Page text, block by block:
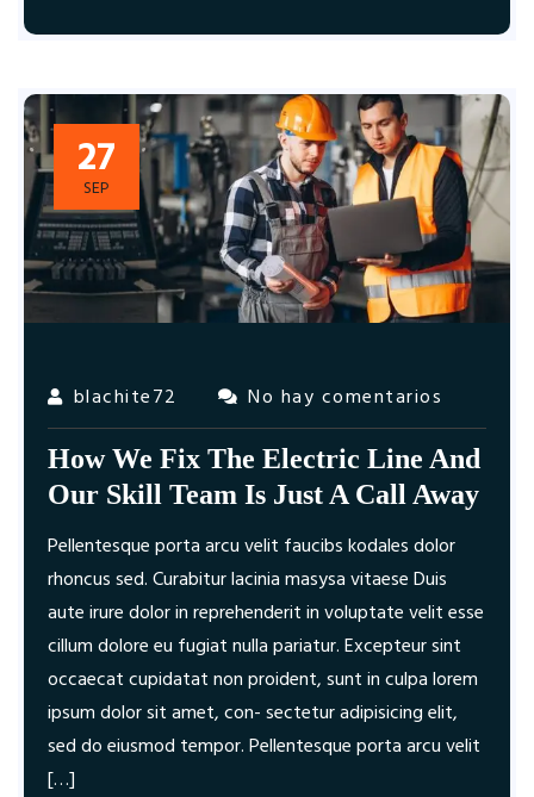
27
SEP
blachite72
No hay comentarios
How We Fix The Electric Line And
Our Skill Team Is Just A Call Away
Pellentesque porta arcu velit faucibs kodales dolor
rhoncus sed. Curabitur lacinia masysa vitaese Duis
aute irure dolor in reprehenderit in voluptate velit esse
cillum dolore eu fugiat nulla pariatur. Excepteur sint
occaecat cupidatat non proident, sunt in culpa lorem
ipsum dolor sit amet, con- sectetur adipisicing elit,
sed do eiusmod tempor. Pellentesque porta arcu velit
[…]